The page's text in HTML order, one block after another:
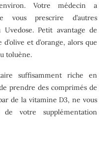
Votre médecin a
vous prescrire d’autres
Petit avantage de
et d’orange, alors que
toluène.
suffisamment riche en
prendre des comprimés de
de la vitamine D3, ne vous
votre supplémentation